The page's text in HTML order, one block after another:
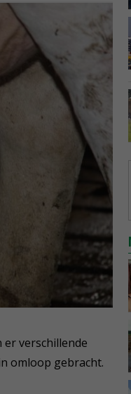
verschillende
omloop gebracht.